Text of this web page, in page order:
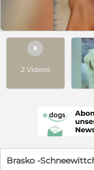

2 Videos
Brasko -